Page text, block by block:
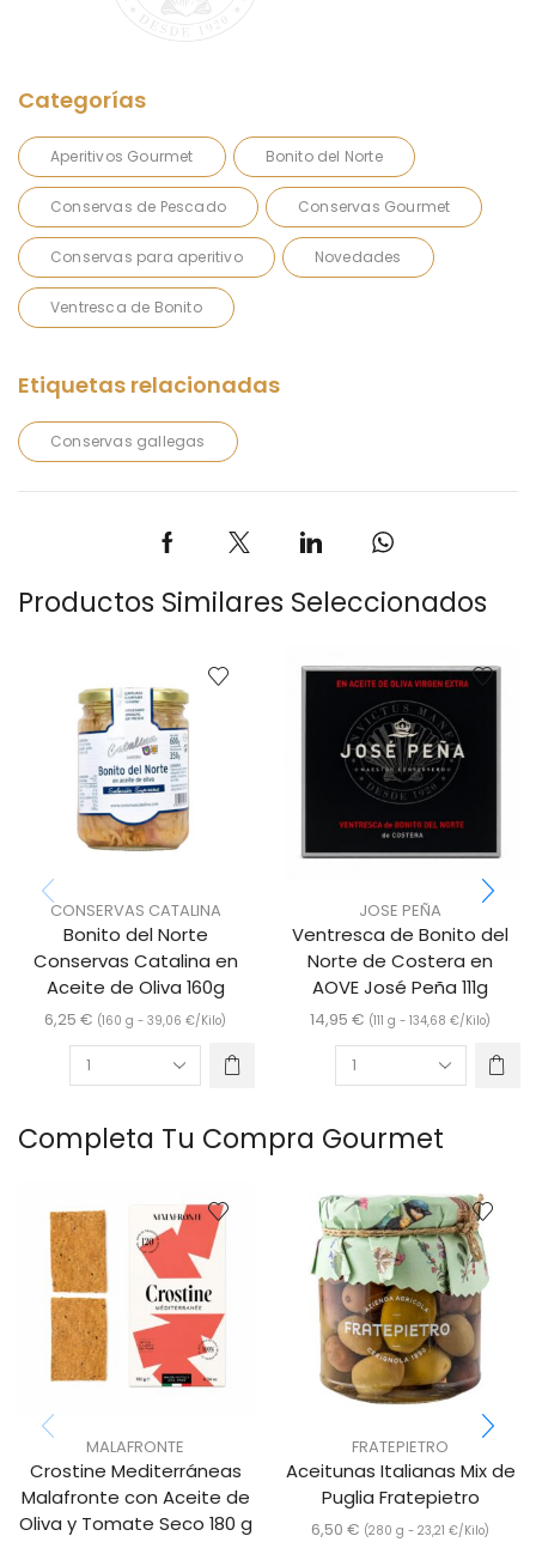
Aperitivos Gourmet Bonito del Norte
Conservas de Pescado Conservas Gourmet
Conservas para aperitivo Novedades
Ventresca de Bonito
Conservas gallegas
Productos Similares Seleccionados
CONSERVAS CATALINA
Bonito del Norte
Conservas Catalina en
Aceite de Oliva 160g
6,25€ (160 g -39,06€/Kilo)
JOSE PEÑA
Ventresca de Bonito del
Norte de Costera en
AOVE José Peña 111g
14,95€ (111 g -134,68€/Kilo)
Completa Tu Compra Gourmet
MALAFRONTE
Crostine Mediterráneas
Malafronte con Aceite de
Oliva y Tomate Seco 180 g
FRATEPIETRO
Aceitunas Italianas Mix de
Puglia Fratepietro
6,50€ (280 g -23,21€/Kilo)